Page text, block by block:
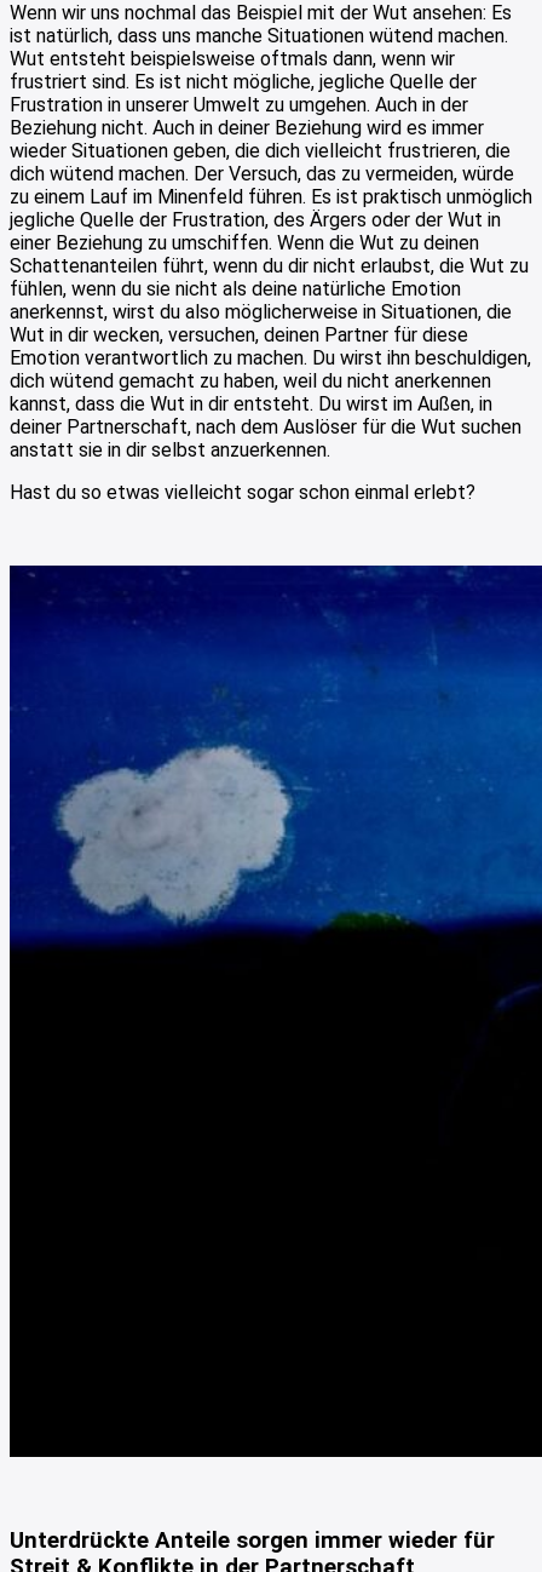
Wenn wir uns nochmal das Beispiel mit der Wut ansehen: Es
ist natürlich, dass uns manche Situationen wütend machen.
Wut entsteht beispielsweise oftmals dann, wenn wir
frustriert sind. Es ist nicht mögliche, jegliche Quelle der
Frustration in unserer Umwelt zu umgehen. Auch in der
Beziehung nicht. Auch in deiner Beziehung wird es immer
wieder Situationen geben, die dich vielleicht frustrieren, die
dich wütend machen. Der Versuch, das zu vermeiden, würde
zu einem Lauf im Minenfeld führen. Es ist praktisch unmöglich
jegliche Quelle der Frustration, des Ärgers oder der Wut in
einer Beziehung zu umschiffen. Wenn die Wut zu deinen
Schattenanteilen führt, wenn du dir nicht erlaubst, die Wut zu
fühlen, wenn du sie nicht als deine natürliche Emotion
anerkennst, wirst du also möglicherweise in Situationen, die
Wut in dir wecken, versuchen, deinen Partner für diese
Emotion verantwortlich zu machen. Du wirst ihn beschuldigen,
dich wütend gemacht zu haben, weil du nicht anerkennen
kannst, dass die Wut in dir entsteht. Du wirst im Außen, in
deiner Partnerschaft, nach dem Auslöser für die Wut suchen
anstatt sie in dir selbst anzuerkennen.
Hast du so etwas vielleicht sogar schon einmal erlebt?
Unterdrückte Anteile sorgen immer wieder für